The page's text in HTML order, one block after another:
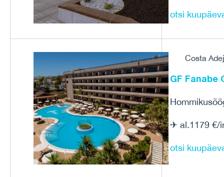
otsi
Costa
GF Fanabe
✈ al.1179 €/
otsi